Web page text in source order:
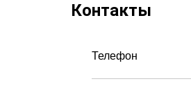
Контакты
Телефон